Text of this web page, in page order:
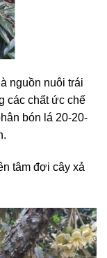
nguồn nuôi trái
các chất ức chế
bón lá 20-20-
tâm đợi cây xả